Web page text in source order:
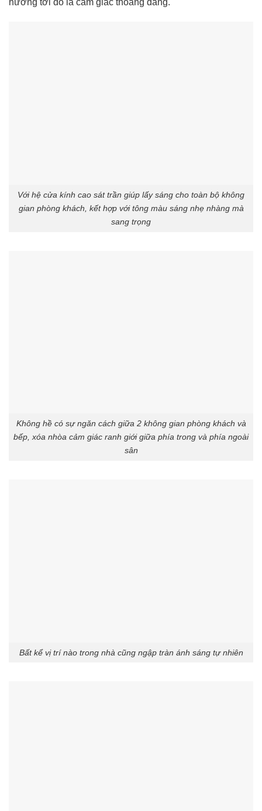
hướng tới đó là cảm giác thoáng đãng.
Với hệ cửa kính cao sát trần giúp lấy sáng cho toàn bộ không
gian phòng khách, kết hợp với tông màu sáng nhẹ nhàng mà
sang trọng
Không hề có sự ngăn cách giữa 2 không gian phòng khách và
bếp, xóa nhòa cảm giác ranh giới giữa phía trong và phía ngoài
sân
Bất kể vị trí nào trong nhà cũng ngập tràn ánh sáng tự nhiên